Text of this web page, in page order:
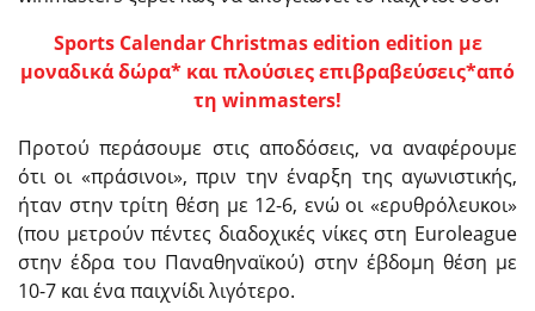
Sports Calendar Christmas edition edition με
μοναδικά δώρα* και πλούσιες επιβραβεύσεις*από
τη winmasters!
Προτού περάσουμε στις αποδόσεις, να αναφέρουμε
ότι οι «πράσινοι», πριν την έναρξη της αγωνιστικής,
ήταν στην τρίτη θέση με 12-6, ενώ οι «ερυθρόλευκοι»
(που μετρούν πέντες διαδοχικές νίκες στη Euroleague
στην έδρα του Παναθηναϊκού) στην έβδομη θέση με
10-7 και ένα παιχνίδι λιγότερο.